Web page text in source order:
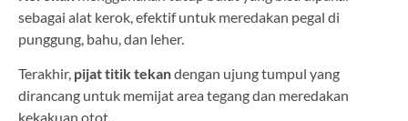
sebagai alat kerok, efektif untuk meredakan pegal di
punggung, bahu, dan leher.
Terakhir, pijat titik tekandengan ujung tumpul yang
dirancang untuk memijat area tegang dan meredakan
kekakuan otot.